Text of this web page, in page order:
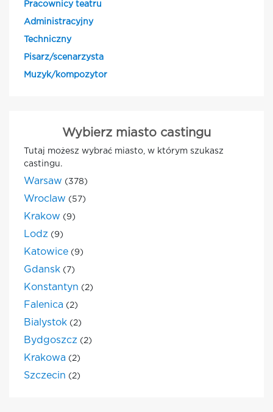
Pracownicy teatru
Administracyjny
Techniczny
Pisarz/scenarzysta
Muzyk/kompozytor
Wybierz miasto castingu
Tutaj możesz wybrać miasto, w którym szukasz
castingu.
Warsaw (378)
Wroclaw (57)
Krakow (9)
Lodz (9)
Katowice (9)
Gdansk (7)
Konstantyn (2)
Falenica (2)
Bialystok (2)
Bydgoszcz (2)
Krakowa (2)
Szczecin (2)